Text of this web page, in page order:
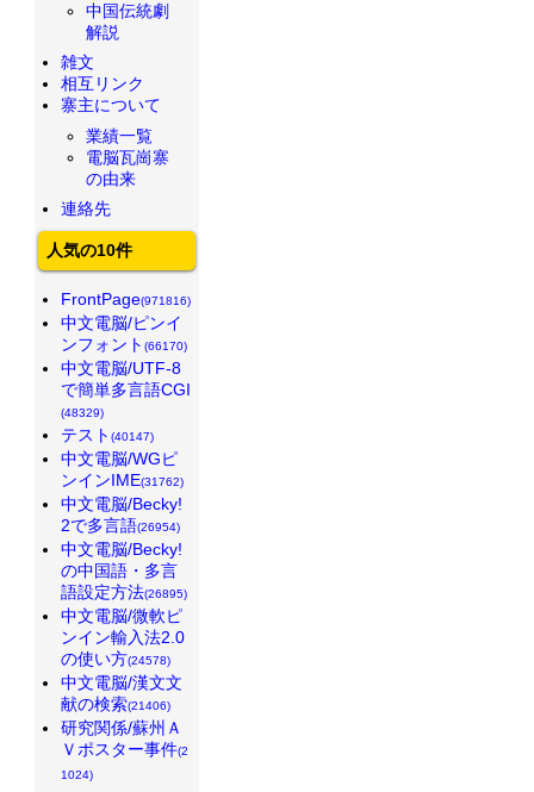
中国伝統劇
解説
雑文
相互リンク
寨主について
業績一覧
電脳瓦崗寨
の由来
連絡先
人気の10件
FrontPage(971816)
中文電脳/ピンイ
ンフォント (66170)
中文電脳/UTF-8
で簡単多言語CGI
(48329)
テスト (40147)
中文電脳/WGピ
ンインIME(31762)
中文電脳/Becky!
2で多言語(26954)
中文電脳/Becky!
の中国語・多言
語設定方法(26895)
中文電脳/微軟ピ
ンイン輸入法2.0
の使い方(24578)
中文電脳/漢文文
献の検索(21406)
研究関係/蘇州Ａ
Ｖポスター事件(2
1024)